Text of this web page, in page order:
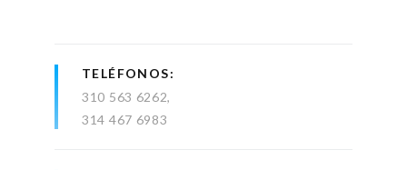
TELÉFONOS
310 563 6262
314 467 6983